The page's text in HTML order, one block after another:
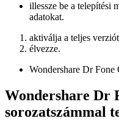
illessze be a telepítési
adatokat.
aktiválja a teljes
élvezze.
Wondershare Dr
Wondershare Dr
sorozatszámmal